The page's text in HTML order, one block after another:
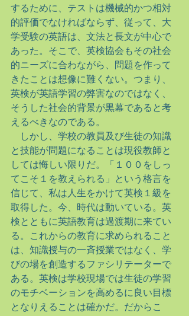
するために、テストは機械的かつ相対
的評価でなければならず、従って、大
学受験の英語は、文法と長文が中心で
あった。そこで、英検協会もその社会
的ニーズに合わながら、問題を作って
きたことは想像に難くない。つまり、
英検が英語学習の弊害なのではなく、
そうした社会的背景が黒幕であると考
えるべきなのである。
しかし、学校の教員及び生徒の知識
と技能が問題になることは現役教師と
しては悔しい限りだ。「１００をしっ
てこそ１を教えられる」という格言を
信じて、私は人生をかけて英検１級を
取得した。今、時代は動いている。英
検とともに英語教育は過渡期に来てい
る。これからの教育に求められること
は、知識授与の一斉授業ではなく、学
びの場を創造するファシリテーターで
ある。英検は学校現場では生徒の学習
のモチベーションを高めるに良い目標
となりえることは確かだ。だからこ